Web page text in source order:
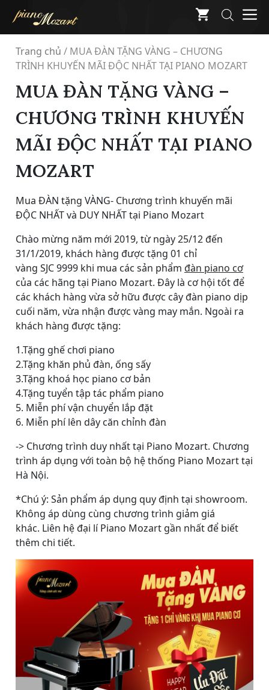
content
Trang chủ / MUA ĐÀN TẶNG VÀNG – CHƯƠNG
TRÌNH KHUYẾN MÃI ĐỘC NHẤT TẠI PIANO MOZART
MUA ĐÀN TẶNG VÀNG –
CHƯƠNG TRÌNH KHUYẾN
MÃI ĐỘC NHẤT TẠI PIANO
MOZART
Mua ĐÀN tặng VÀNG- Chương trình khuyến mãi
ĐỘC NHẤT và DUY NHẤT tại Piano Mozart
Chào mừng năm mới 2019, từ ngày 25/12 đến
31/1/2019, khách hàng được tặng 01 chỉ
vàng SJC 9999 khi mua các sản phẩm đàn piano cơ
của các hãng tại Piano Mozart. Đây là cơ hội tốt để
các khách hàng vừa sở hữu được cây đàn piano dịp
cuối năm, vừa nhận được vàng may mắn. Ngoài ra
khách hàng được tặng:
1.Tặng ghế chơi piano
2.Tặng khăn phủ đàn, ống sấy
3.Tặng khoá học piano cơ bản
4.Tặng tuyển tập tác phẩm piano
5. Miễn phí vận chuyển lắp đặt
6. Miễn phí lên dây căn chỉnh đàn
-> Chương trình duy nhất tại Piano Mozart. Chương
trình áp dụng với toàn bộ hệ thống Piano Mozart tại
Hà Nội.
*Chú ý: Sản phẩm áp dụng quy định tại showroom.
Không áp dùng cùng chương trình giảm giá
khác. Liên hệ đại lí Piano Mozart gần nhất để biết
thêm chi tiết.